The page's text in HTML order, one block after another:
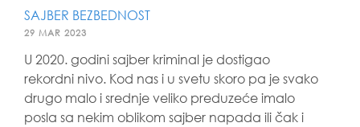
SAJBER BEZBEDNOST
29 MAR 2023
U 2020. godini sajber kriminal je dostigao
rekordni nivo. Kod nas i u svetu skoro pa je svako
drugo malo i srednje veliko preduzeće imalo
posla sa nekim oblikom sajber napada ili čak i